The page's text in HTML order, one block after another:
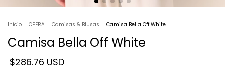
Inicio . OPERA . Camisas & Blusas . Camisa Bella Off White
Camisa Bella Off White
$286.76 USD